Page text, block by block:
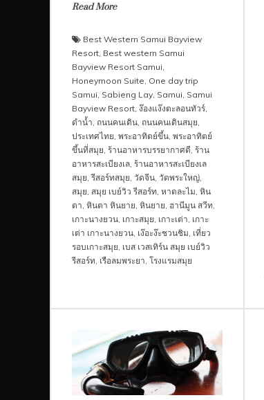
Read More
Best Western Samui Bayview
Resort Best western Samui
Bayview Resort Samui
Honeymoon Suite One day trip
Samui Sabieng Lay Samui Samui
Bayview Resort ง๊องแง๊งตะลอนทัวร์
ดำน้ำ ถนนคนเดิน ถนนคนเดินสมุย
ประเทศไทย พระอาทิตย์ขึ้น พระอาทิตย์
ขึ้นที่สมุย ร้านอาหารบรรยากาศดี ร้าน
อาหารสะเบียงเล ร้านอาหารสะเบียงเล
สมุย ,รีสอร์ทสมุย วัดจีน วัดพระใหญ่
สมุย สมุย เบย์วิว รีสอร์ท หาดละไม หิน
ตา หินตา หินยาย หินยาย ฮานีมูน สวีท
เกาะนางยวน เกาะสมุย เกาะเต่า เกาะ
เต่า เกาะนางยวน เง๊อะง๊ะชวนชิม เที่ยว
รอบเกาะสมุย เบส เวสเทิร์น สมุย เบย์วิว
รีสอร์ท เรือลมพระยา โรงแรมสมุย